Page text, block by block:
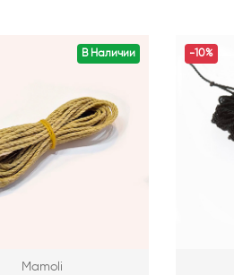
В Наличии
Mamoli
-10%